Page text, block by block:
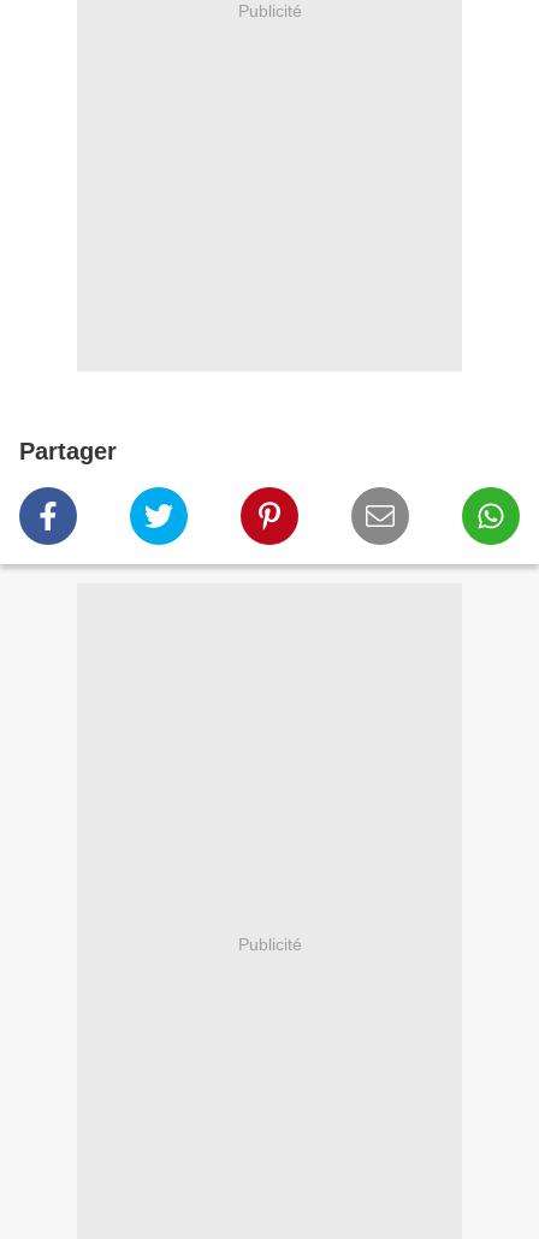
Publicité
Partager
Publicité